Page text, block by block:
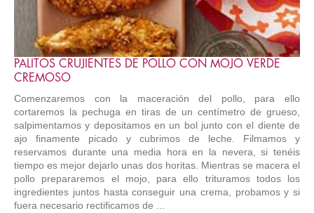
PALITOS CRUJIENTES DE POLLO CON MOJO VERDE
CREMOSO
Comenzaremos con la maceración del pollo, para ello
cortaremos la pechuga en tiras de un centímetro de grueso,
salpimentamos y depositamos en un bol junto con el diente de
ajo finamente picado y cubrimos de leche. Filmamos y
reservamos durante una media hora en la nevera, si tenéis
tiempo es mejor dejarlo unas dos horitas. Mientras se macera el
pollo prepararemos el mojo, para ello trituramos todos los
ingredientes juntos hasta conseguir una crema, probamos y si
fuera necesario rectificamos de ...